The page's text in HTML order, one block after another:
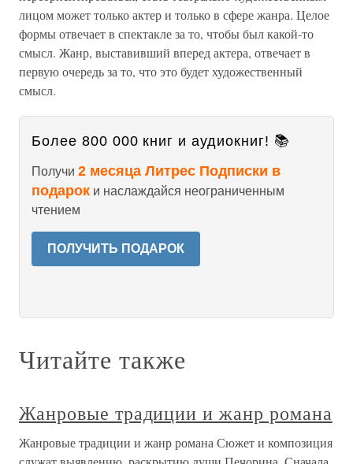
лицом может только актер и только в сфере жанра. Целое
формы отвечает в спектакле за то, чтобы был какой-то
смысл. Жанр, выставивший вперед актера, отвечает в
первую очередь за то, что это будет художественный
смысл.
Более 800 000 книг и аудиокниг! 📚
Получи 2 месяца Литрес Подписки в
подарок и наслаждайся неограниченным
чтением
ПОЛУЧИТЬ ПОДАРОК
Читайте также
Жанровые традиции и жанр романа
Жанровые традиции и жанр романа Сюжет и композиция